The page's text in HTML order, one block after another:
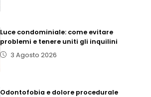
Luce condominiale: come evitare
problemi e tenere uniti gli inquilini
3 Agosto 2026
Odontofobia e dolore procedurale